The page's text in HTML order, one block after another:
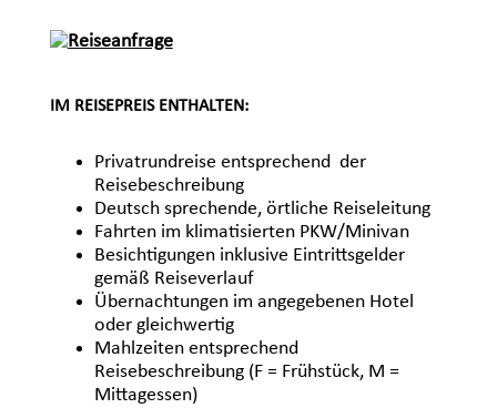
IM REISEPREIS ENTHALTEN:
Privatrundreise entsprechend der
Reisebeschreibung
Deutsch sprechende, örtliche Reiseleitung
Fahrten im klimatisierten PKW/Minivan
Besichtigungen inklusive Eintrittsgelder
gemäß Reiseverlauf
Übernachtungen im angegebenen Hotel
oder gleichwertig
Mahlzeiten entsprechend
Reisebeschreibung (F = Frühstück, M =
Mittagessen)